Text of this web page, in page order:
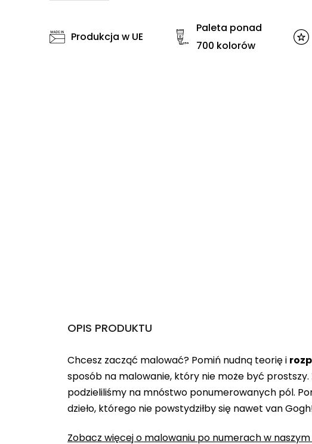
Produkcja w UE
Paleta ponad
700 kolorów
OPIS PRODUKTU
Chcesz zacząć malować? Pomiń nudną teorię i
sposób na malowanie, który nie może być prostszy.
podzieliliśmy na mnóstwo ponumerowanych pól.
dzieło, którego nie powstydziłby się nawet van
Zobacz więcej o malowaniu po numerach w naszym